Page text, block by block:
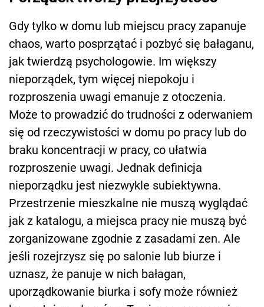
Gdy tylko w domu lub miejscu pracy zapanuje
chaos, warto posprzątać i pozbyć się bałaganu,
jak twierdzą psychologowie. Im większy
nieporządek, tym więcej niepokoju i
rozproszenia uwagi emanuje z otoczenia.
Może to prowadzić do trudności z oderwaniem
się od rzeczywistości w domu po pracy lub do
braku koncentracji w pracy, co ułatwia
rozproszenie uwagi. Jednak definicja
nieporządku jest niezwykle subiektywna.
Przestrzenie mieszkalne nie muszą wyglądać
jak z katalogu, a miejsca pracy nie muszą być
zorganizowane zgodnie z zasadami zen. Ale
jeśli rozejrzysz się po salonie lub biurze i
uznasz, że panuje w nich bałagan,
uporządkowanie biurka i sofy może również